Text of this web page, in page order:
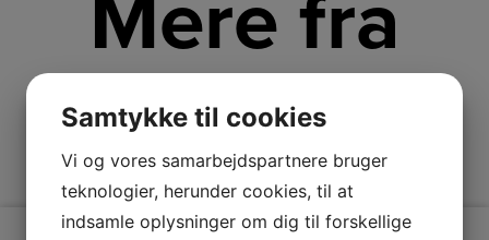
Mere fra
Electrolux
Samtykke til cookies
Vi og vores samarbejdspartnere bruger
teknologier, herunder cookies, til at
indsamle oplysninger om dig til forskellige